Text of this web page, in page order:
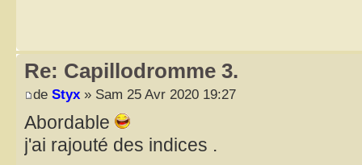
Re: Capillodromme 3.
de Styx » Sam 25 Avr 2020 19:27
Abordable
j'ai rajouté des indices .